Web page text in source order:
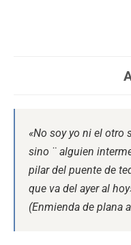
«No soy yo ni el otro
sino ¨ alguien
pilar del puente de
que va del ayer al
(Enmienda de plana